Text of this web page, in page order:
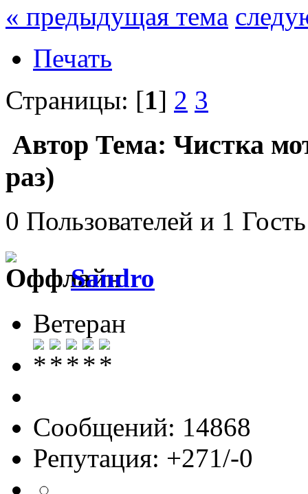
« предыдущая тема
Печать
Страницы: [1] 2 3
Автор Тема: Чистка
раз)
0 Пользователей и 1
Sandro
Ветеран
Сообщений: 14868
Репутация: +271/-0